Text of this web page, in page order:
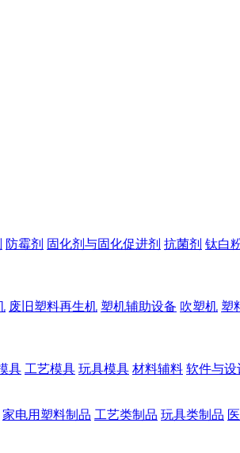
防霉剂 固化剂与固化促进剂 抗菌剂 钛白
废旧塑料再生机 塑机辅助设备 吹塑机 塑
具 工艺模具 玩具模具 材料辅料 软件与设
家电用塑料制品 工艺类制品 玩具类制品